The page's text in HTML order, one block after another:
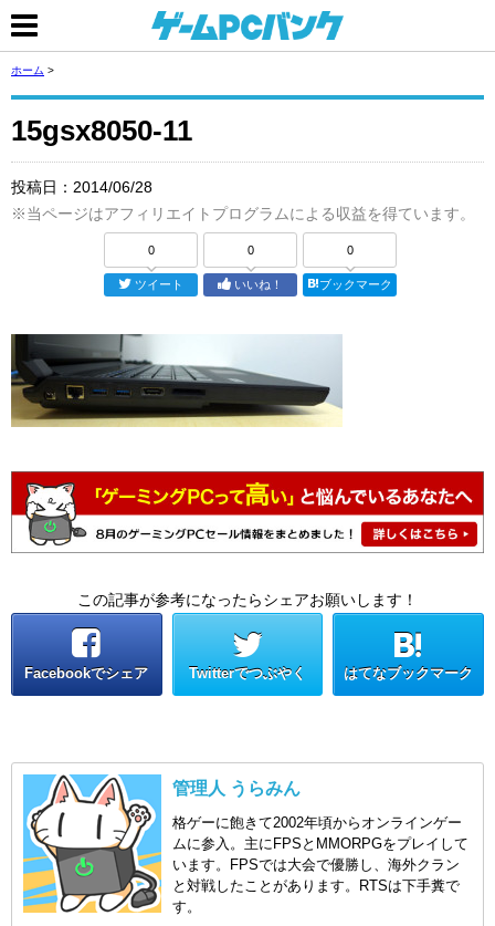
ホーム >
15gsx8050-11
投稿日： 2014/06/28
※当ページはアフィリエイトプログラムによる収益を得ています。
0
ツイート
0
いいね！
0
ブックマーク
この記事が参考になったらシェアお願いします！
Facebookでシェア Twitterでつぶやく はてなブックマーク
管理人 うらみん
格ゲーに飽きて2002年頃からオンラインゲー
ムに参入。主にFPSとMMORPGをプレイして
います。FPSでは大会で優勝し、海外クラン
と対戦したことがあります。RTSは下手糞で
す。